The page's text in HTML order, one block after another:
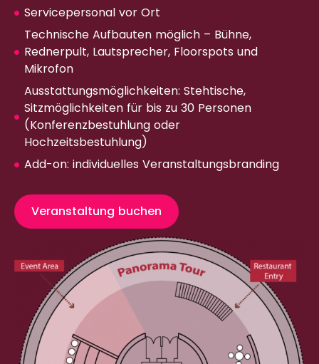
Servicepersonal vor Ort
Technische Aufbauten möglich – Bühne,
Rednerpult, Lautsprecher, Floorspots und
Mikrofon
Ausstattungsmöglichkeiten: Stehtische,
Sitzmöglichkeiten für bis zu 30 Personen
(Konferenzbestuhlung oder
Hochzeitsbestuhlung)
Add-on: individuelles Veranstaltungsbranding
Veranstaltung buchen